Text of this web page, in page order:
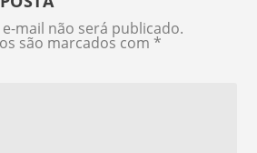
mail não será publicado.
são marcados com *